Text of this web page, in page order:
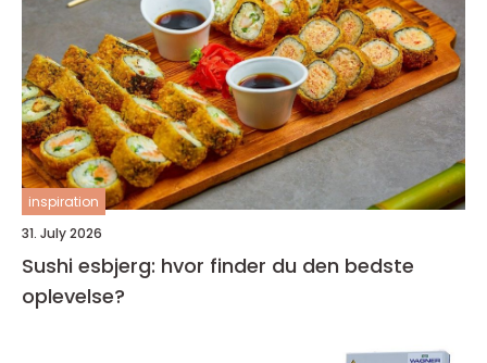
inspiration
31. July 2026
Sushi esbjerg: hvor finder du den bedste
oplevelse?